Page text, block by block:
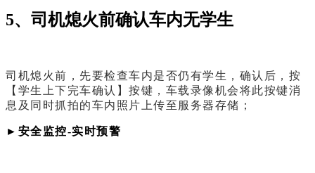
5、司机熄火前确认车内无学生
司机熄火前，先要检查车内是否仍有学生，确认后，按
【学生上下完车确认】按键，车载录像机会将此按键消
息及同时抓拍的车内照片上传至服务器存储；
►安全监控-实时预警